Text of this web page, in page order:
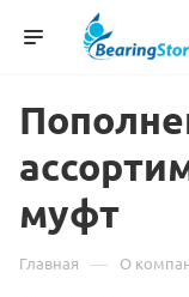
муфт
Главная — О